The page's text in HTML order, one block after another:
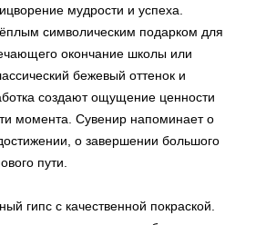
мудрости и успеха.
символическим подарком для
окончание школы или
бежевый оттенок и
создают ощущение ценности
момента. Сувенир напоминает о
о завершении большого
пути.
гипс с качественной покраской.